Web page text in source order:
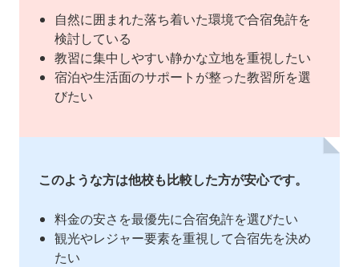
自然に囲まれた落ち着いた環境で合宿免許を
検討している
教習に集中しやすい静かな立地を重視したい
宿泊や生活面のサポートが整った教習所を選
びたい
このような方は他校も比較した方が安心です。
料金の安さを最優先に合宿免許を選びたい
観光やレジャー要素を重視して合宿先を決め
たい